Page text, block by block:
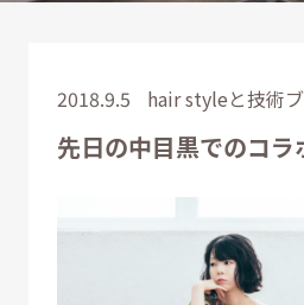
2018.9.5 hair styleと技術
先日の中目黒でのコ